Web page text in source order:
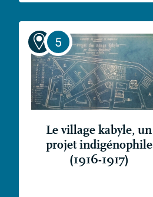
Le village kabyle, un
projet indigénophile
(1916-1917)